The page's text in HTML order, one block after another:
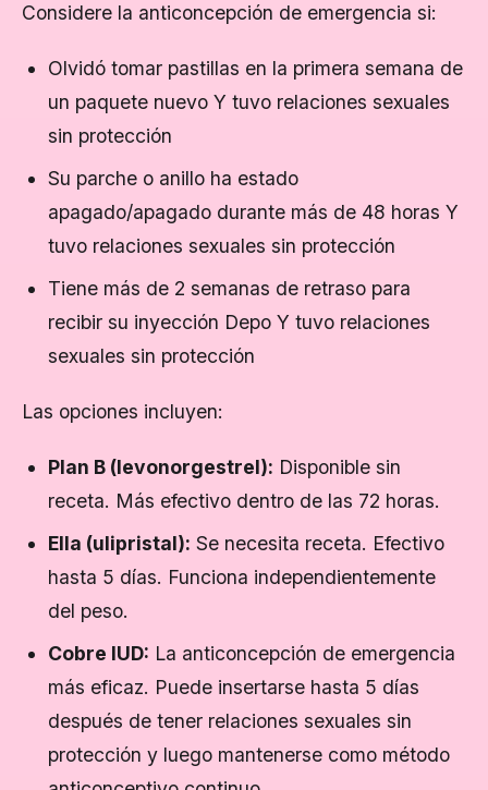
Considere la anticoncepción de emergencia si:
Olvidó tomar pastillas en la primera semana de
un paquete nuevo Y tuvo relaciones sexuales
sin protección
Su parche o anillo ha estado
apagado/apagado durante más de 48 horas Y
tuvo relaciones sexuales sin protección
Tiene más de 2 semanas de retraso para
recibir su inyección Depo Y tuvo relaciones
sexuales sin protección
Las opciones incluyen:
Plan B (levonorgestrel): Disponible sin
receta. Más efectivo dentro de las 72 horas.
Ella (ulipristal): Se necesita receta. Efectivo
hasta 5 días. Funciona independientemente
del peso.
Cobre IUD: La anticoncepción de emergencia
más eficaz. Puede insertarse hasta 5 días
después de tener relaciones sexuales sin
protección y luego mantenerse como método